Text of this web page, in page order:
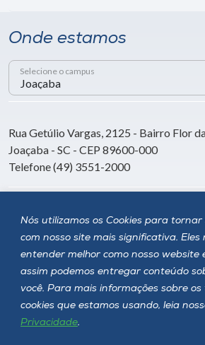
Nós utilizamos os Cookies para
com nosso site mais significativa. Eles
entender melhor como nosso website
assim podemos entregar conteúdo
você. Para mais informações sobre
cookies que estamos usando, leia
Privacidade.
Onde estamos
Selecione o campus
Rua Getúlio Vargas, 2125 - Bairro Flor
Joaçaba - SC - CEP 89600-000
Telefone (49) 3551-2000
Siga a Unoesc